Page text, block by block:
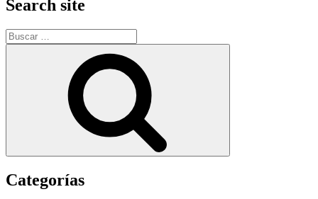
Search site
Buscar
por:
Categorías